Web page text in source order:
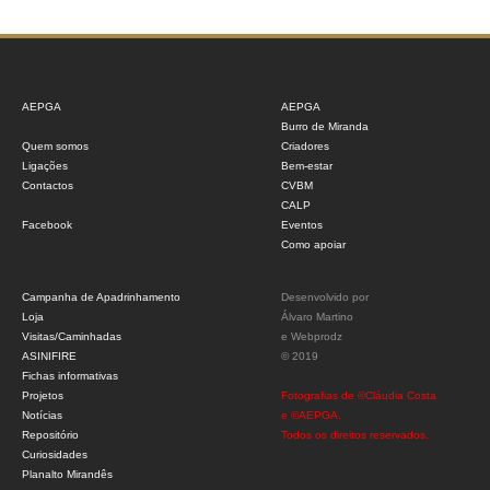
AEPGA
Quem somos
Ligações
Contactos
Facebook
AEPGA
Burro de Miranda
Criadores
Bem-estar
CVBM
CALP
Eventos
Como apoiar
Campanha de Apadrinhamento
Loja
Visitas/Caminhadas
ASINIFIRE
Fichas informativas
Projetos
Notícias
Repositório
Curiosidades
Planalto Mirandês
Desenvolvido por
Álvaro Martino
e Webprodz
© 2019
Fotografias de ©Cláudia Costa
e ©AEPGA.
Todos os direitos reservados.